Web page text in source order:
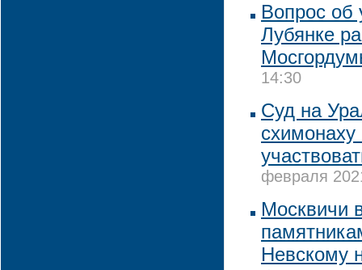
Вопрос об
Лубянке
14:30
Суд на
февраля
Москвичи
Невскому